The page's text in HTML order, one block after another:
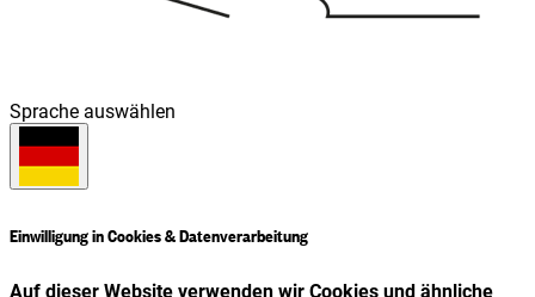
Sprache auswählen
Einwilligung in Cookies & Datenverarbeitung
Auf dieser Website verwenden wir Cookies und ähnliche